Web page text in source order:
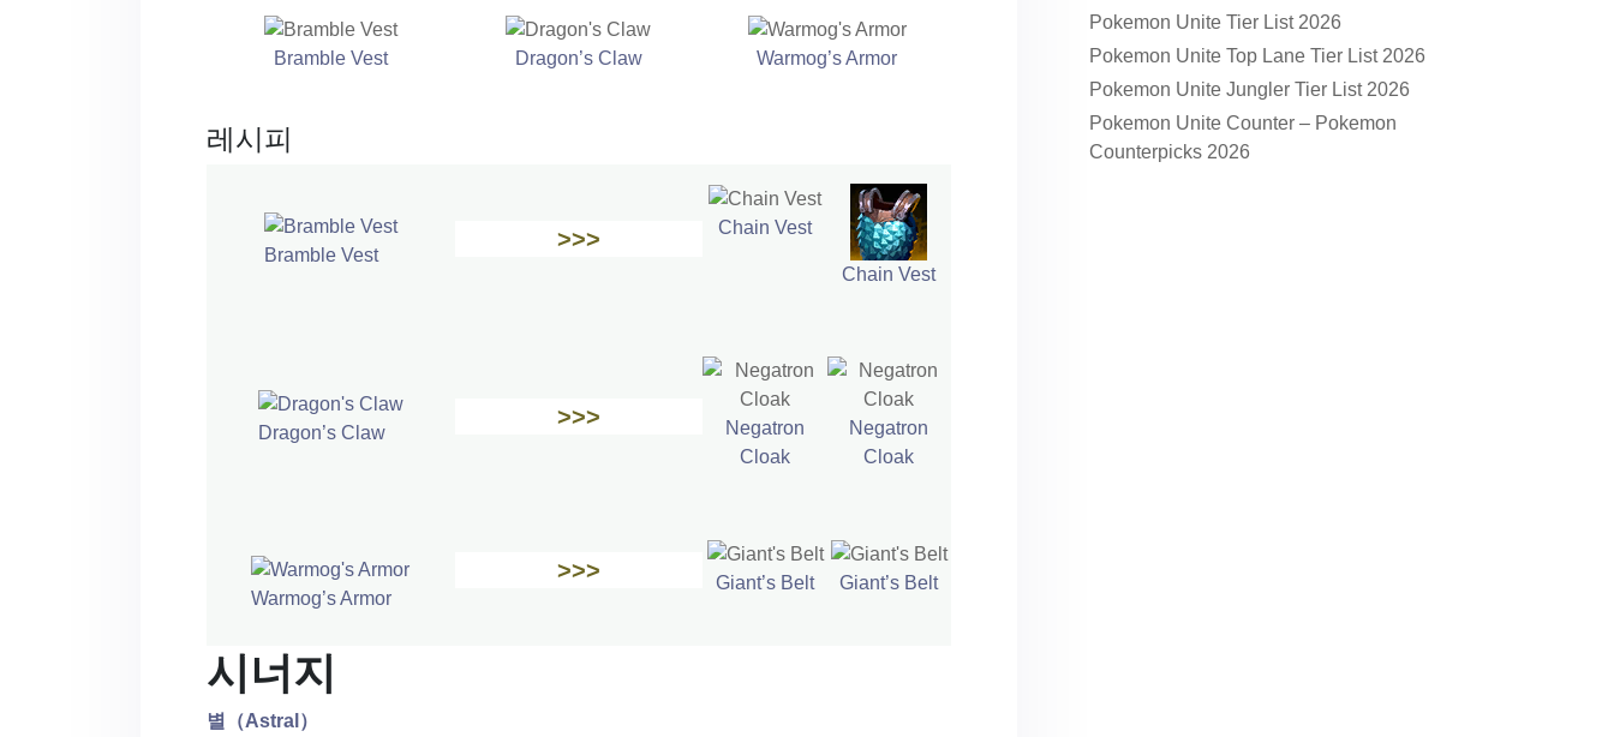
Bramble Vest Dragon’s Claw Warmog’s Armor
레시피
Bramble Vest
>>> Chain Vest
Chain Vest
Dragon’s Claw
>>>
Negatron
Cloak
Negatron
Cloak
Warmog’s Armor
>>> Giant’s Belt Giant’s Belt
시너지
별（Astral）
Pokemon Unite Tier List 2026
Pokemon Unite Top Lane Tier List 2026
Pokemon Unite Jungler Tier List 2026
Pokemon Unite Counter – Pokemon
Counterpicks 2026